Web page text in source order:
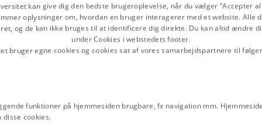
Har arbejdet som museumsinspektør siden 1982 og udgivet en række
herregårds-, købstads- og landbohistorie. Er i færd med at udgive
kan give dig den bedste brugeroplevelse, når du vælger ”Accepter
oplysninger om, hvordan en bruger interagerer med et website. Alle
og de kan ikke bruges til at identificere dig direkte. Du kan altid ændre
under Cookies i webstedets footer.
bruger egne cookies og cookies sat af vores samarbejdspartnere til
funktioner på hjemmesiden brugbare, fx navigation mm.
cookies.